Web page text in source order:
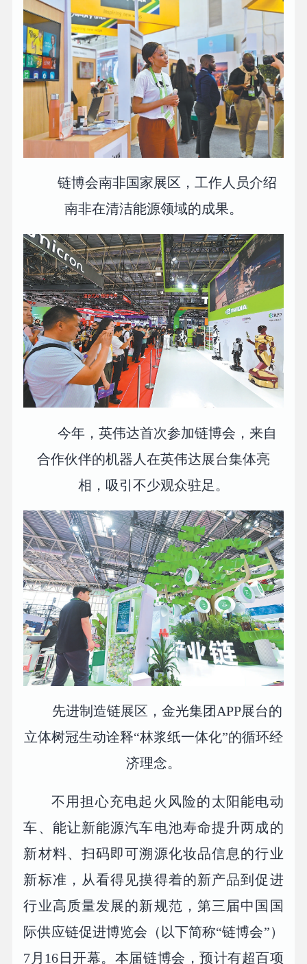
链博会南非国家展区，工作人员介绍
南非在清洁能源领域的成果。
今年，英伟达首次参加链博会，来自
合作伙伴的机器人在英伟达展台集体亮
相，吸引不少观众驻足。
先进制造链展区，金光集团APP展台的
立体树冠生动诠释“林浆纸一体化”的循环经
济理念。
不用担心充电起火风险的太阳能电动
车、能让新能源汽车电池寿命提升两成的
新材料、扫码即可溯源化妆品信息的行业
新标准，从看得见摸得着的新产品到促进
行业高质量发展的新规范，第三届中国国
际供应链促进博览会（以下简称“链博会”）
7月16日开幕。本届链博会，预计有超百项